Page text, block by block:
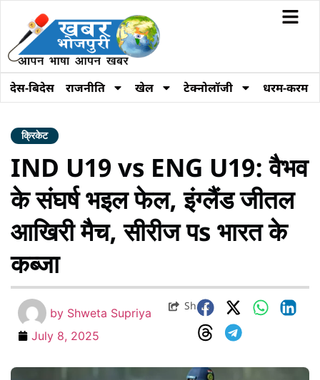
देस-बिदेस राजनीति खेल टेक्नोलॉजी धरम-करम
क्रिकेट
IND U19 vs ENG U19: वैभव
के संघर्ष भइल फेल, इंग्लैंड जीतल
आखिरी मैच, सीरीज पs भारत के
कब्जा
by Shweta Supriya
July 8, 2025
Share